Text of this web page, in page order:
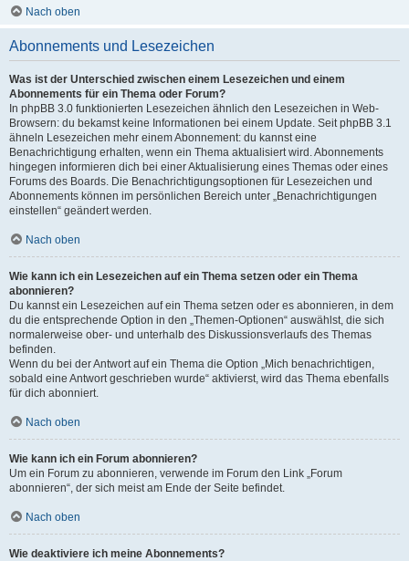
Nach oben
Abonnements und Lesezeichen
Was ist der Unterschied zwischen einem Lesezeichen und einem
Abonnements für ein Thema oder Forum?
In phpBB 3.0 funktionierten Lesezeichen ähnlich den Lesezeichen in Web-
Browsern: du bekamst keine Informationen bei einem Update. Seit phpBB 3.1
ähneln Lesezeichen mehr einem Abonnement: du kannst eine
Benachrichtigung erhalten, wenn ein Thema aktualisiert wird. Abonnements
hingegen informieren dich bei einer Aktualisierung eines Themas oder eines
Forums des Boards. Die Benachrichtigungsoptionen für Lesezeichen und
Abonnements können im persönlichen Bereich unter „Benachrichtigungen
einstellen“ geändert werden.
Nach oben
Wie kann ich ein Lesezeichen auf ein Thema setzen oder ein Thema
abonnieren?
Du kannst ein Lesezeichen auf ein Thema setzen oder es abonnieren, in dem
du die entsprechende Option in den „Themen-Optionen“ auswählst, die sich
normalerweise ober- und unterhalb des Diskussionsverlaufs des Themas
befinden.
Wenn du bei der Antwort auf ein Thema die Option „Mich benachrichtigen,
sobald eine Antwort geschrieben wurde“ aktivierst, wird das Thema ebenfalls
für dich abonniert.
Nach oben
Wie kann ich ein Forum abonnieren?
Um ein Forum zu abonnieren, verwende im Forum den Link „Forum
abonnieren“, der sich meist am Ende der Seite befindet.
Nach oben
Wie deaktiviere ich meine Abonnements?